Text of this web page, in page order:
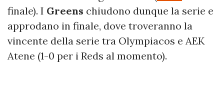
finale). I Greens chiudono dunque la serie e
approdano in finale, dove troveranno la
vincente della serie tra Olympiacos e AEK
Atene (1-0 per i Reds al momento).